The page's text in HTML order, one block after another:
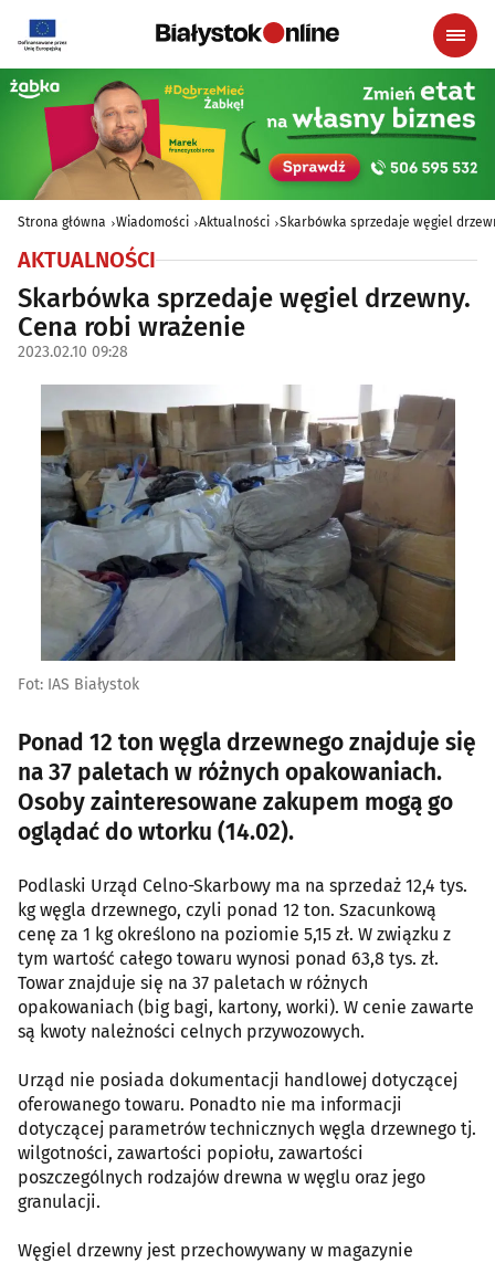
Strona główna Wiadomości Aktualności Skarbówka sprzedaje węgiel
AKTUALNOŚCI
Skarbówka sprzedaje węgiel drzewny.
Cena robi wrażenie
2023.02.10 09:28
Fot: IAS Białystok
Ponad 12 ton węgla drzewnego znajduje się
na 37 paletach w różnych opakowaniach.
Osoby zainteresowane zakupem mogą go
oglądać do wtorku (14.02).
Podlaski Urząd Celno-Skarbowy ma na sprzedaż 12,4 tys.
kg węgla drzewnego, czyli ponad 12 ton. Szacunkową
cenę za 1 kg określono na poziomie 5,15 zł. W związku z
tym wartość całego towaru wynosi ponad 63,8 tys. zł.
Towar znajduje się na 37 paletach w różnych
opakowaniach (big bagi, kartony, worki). W cenie zawarte
są kwoty należności celnych przywozowych.
Urząd nie posiada dokumentacji handlowej dotyczącej
oferowanego towaru. Ponadto nie ma informacji
dotyczącej parametrów technicznych węgla drzewnego tj.
wilgotności, zawartości popiołu, zawartości
poszczególnych rodzajów drewna w węglu oraz jego
granulacji.
Węgiel drzewny jest przechowywany w magazynie